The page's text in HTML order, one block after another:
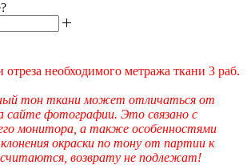
необходимого метража ткани 3 раб.
тон ткани может отличаться от
сайте фотографии. Это связано с
монитора, а также особенностями
окраски по тону от партии к
возврату не подлежат!